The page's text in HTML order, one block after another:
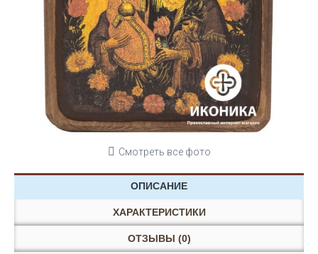
Смотреть все фото
ОПИСАНИЕ
ХАРАКТЕРИСТИКИ
ОТЗЫВЫ (0)